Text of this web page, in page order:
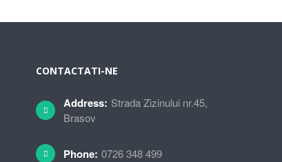
CONTACTATI-NE
Address: Strada Zizinului nr.45,
Brasov
Phone: 0726 348 499